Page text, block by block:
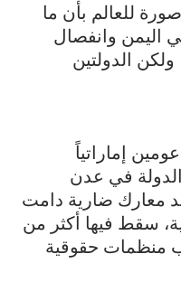
للعالم بأن ما
اليمن وانفصال
الدولتين
إماراتياً
في عدن
معارك ضارية دامت
سقط فيها أكثر من
منظمات حقوقية